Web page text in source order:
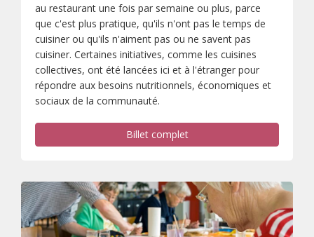
au restaurant une fois par semaine ou plus, parce
que c'est plus pratique, qu'ils n'ont pas le temps de
cuisiner ou qu'ils n'aiment pas ou ne savent pas
cuisiner. Certaines initiatives, comme les cuisines
collectives, ont été lancées ici et à l'étranger pour
répondre aux besoins nutritionnels, économiques et
sociaux de la communauté.
Billet complet